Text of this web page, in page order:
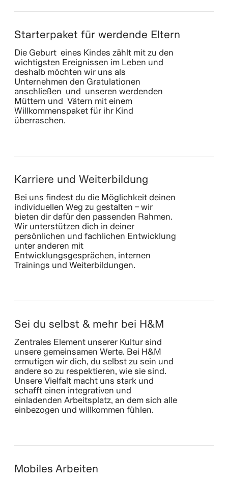
Starterpaket für werdende Eltern
Die Geburt eines Kindes zählt mit zu den
wichtigsten Ereignissen im Leben und
deshalb möchten wir uns als
Unternehmen den Gratulationen
anschließen und unseren werdenden
Müttern und Vätern mit einem
Willkommenspaket für ihr Kind
überraschen.
Karriere und Weiterbildung
Bei uns findest du die Möglichkeit deinen
individuellen Weg zu gestalten – wir
bieten dir dafür den passenden Rahmen.
Wir unterstützen dich in deiner
persönlichen und fachlichen Entwicklung
unter anderen mit
Entwicklungsgesprächen, internen
Trainings und Weiterbildungen.
Sei du selbst & mehr bei H&M
Zentrales Element unserer Kultur sind
unsere gemeinsamen Werte. Bei H&M
ermutigen wir dich, du selbst zu sein und
andere so zu respektieren, wie sie sind.
Unsere Vielfalt macht uns stark und
schafft einen integrativen und
einladenden Arbeitsplatz, an dem sich alle
einbezogen und willkommen fühlen.
Mobiles Arbeiten